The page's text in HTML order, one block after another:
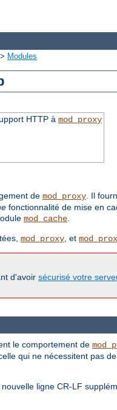
> Modules
HTTP à mod_proxy
de mod_proxy. Il
fonctionnalité de mise en
mod_cache.
mod_proxy, et
d'avoir sécurisé votre
le comportement de
qui ne nécessitent pas
ligne CR-LF